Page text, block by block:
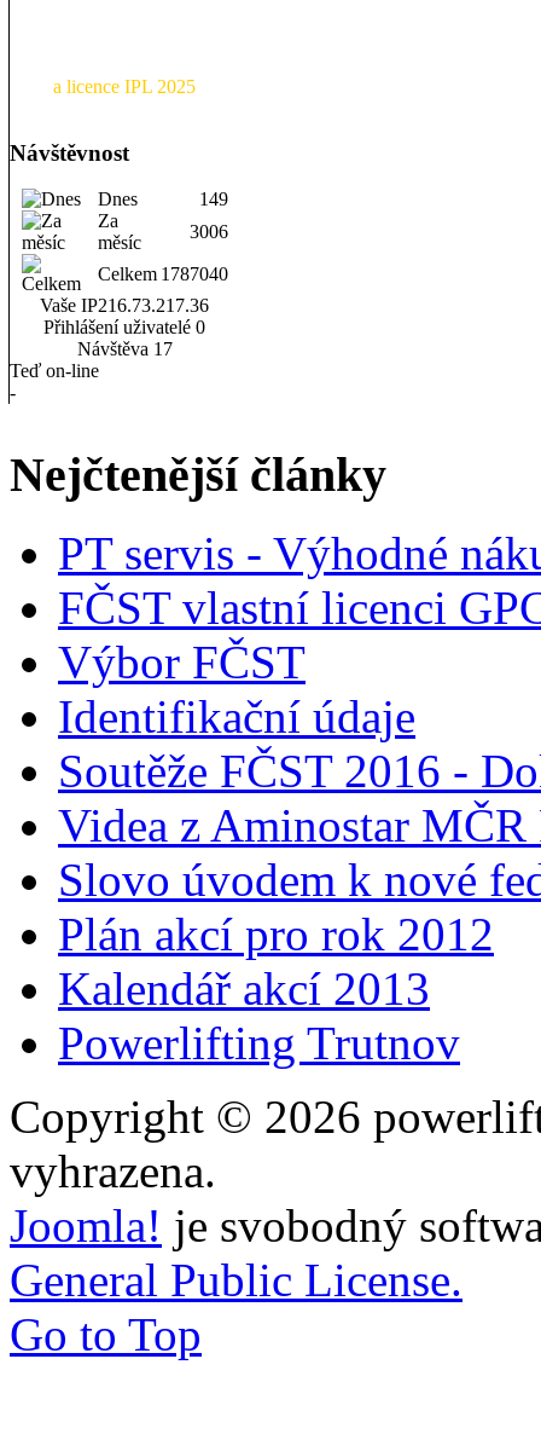
a licence IPL 2025
Návštěvnost
Dnes
149
Za
měsíc
3006
Celkem 1787040
Vaše IP216.73.217.36
Přihlášení uživatelé 0
Návštěva 17
Teď on-line
-
Nejčtenější články
PT servis - Výhodné
FČST vlastní licenci
Výbor FČST
Identifikační údaje
Soutěže FČST 2016 -
Videa z Aminostar MČR
Slovo úvodem k nové
Plán akcí pro rok 2012
Kalendář akcí 2013
Powerlifting Trutnov
Copyright © 2026
vyhrazena.
Joomla! je svobodný
General Public License.
Go to Top